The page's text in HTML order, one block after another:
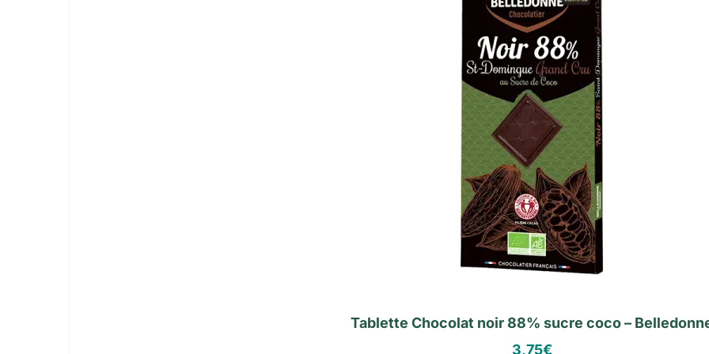
Tablette Chocolat noir 88% sucre coco –
3,75€